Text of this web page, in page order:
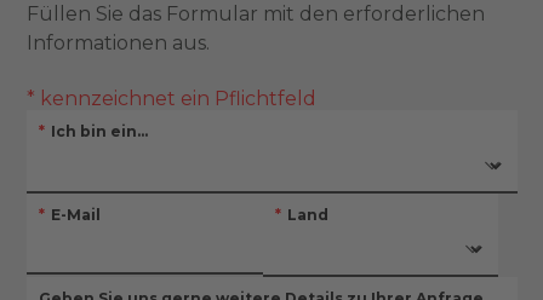
Füllen Sie das Formular mit den erforderlichen
Informationen aus.